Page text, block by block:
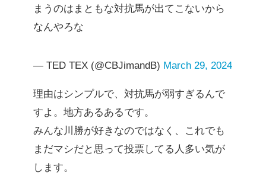
まうのはまともな対抗馬が出てこないから
なんやろな
— TED TEX (@CBJimandB) March 29, 2024
理由はシンプルで、対抗馬が弱すぎるんで
すよ。地方あるあるです。
みんな川勝が好きなのではなく、これでも
まだマシだと思って投票してる人多い気が
します。